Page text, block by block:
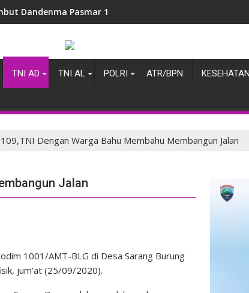
Dandenma Pasmar 1
TNI AD TNI AL POLRI ATR/BPN KESEHATAN
Dengan Warga Bahu Membahu Membangun Jalan
Jalan
1001/AMT-BLG di Desa Sarang Burung
jum’at (25/09/2020).